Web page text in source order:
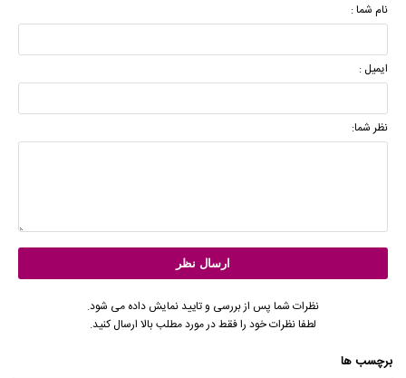
نام شما :
ایمیل :
نظر شما:
نظرات شما پس از بررسی و تایید نمایش داده می شود.
لطفا نظرات خود را فقط در مورد مطلب بالا ارسال کنید.
برچسب ها